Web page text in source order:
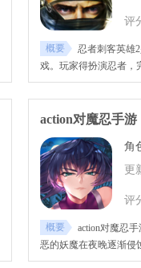
评
概要
忍者刺客英雄
戏。玩家得扮演忍者，
力，目标是成为顶级刺
设计的关卡可以玩，玩
身实力，一边往前冲。
成每一次致命的暗杀行
action对魔忍手游
角
更
评
概要
action对魔忍
恶的妖魔在夜晚逐渐侵
时候被妖魔捕获，我们